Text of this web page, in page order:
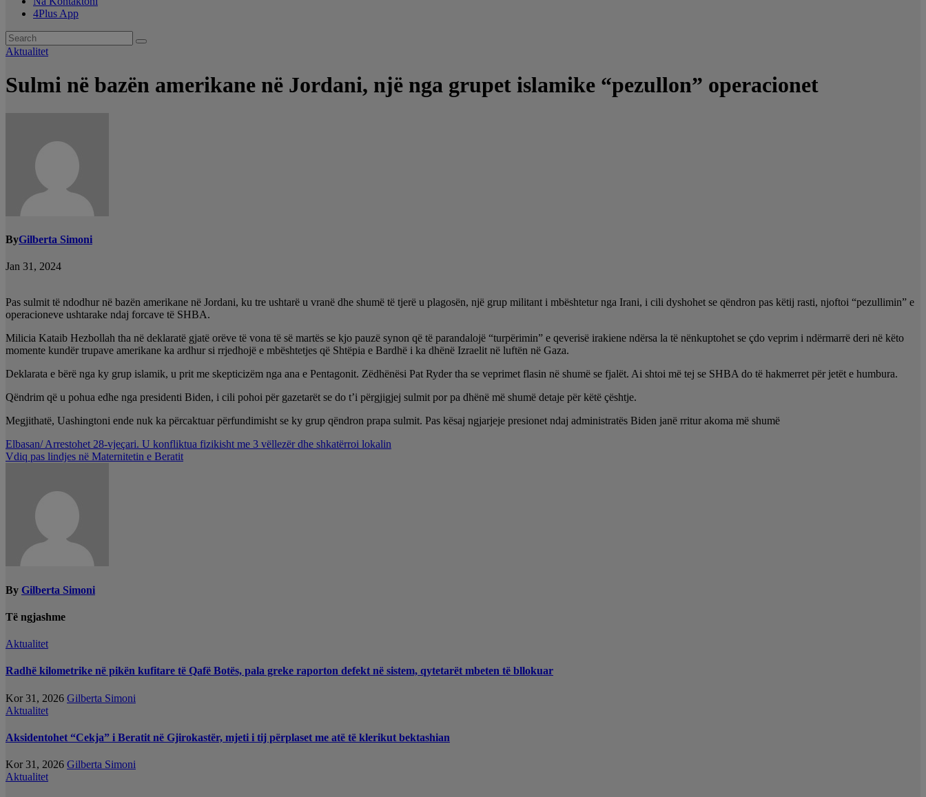
4Plus App
Aktualitet
Sulmi në bazën amerikane në Jordani, një nga grupet islamike “pezullon” operacionet
ByGilberta Simoni
Jan 31, 2024
Pas sulmit të ndodhur në bazën amerikane në Jordani, ku tre ushtarë u vranë dhe shumë të tjerë u plagosën, një grup militant i mbështetur nga Irani, i cili dyshohet se qëndron pas këtij rasti, njoftoi “pezullimin” e
operacioneve ushtarake ndaj forcave të SHBA.
Milicia Kataib Hezbollah tha në deklaratë gjatë orëve të vona të së martës se kjo pauzë synon që të parandalojë “turpërimin” e qeverisë irakiene ndërsa la të nënkuptohet se çdo veprim i ndërmarrë deri në këto
momente kundër trupave amerikane ka ardhur si rrjedhojë e mbështetjes që Shtëpia e Bardhë i ka dhënë Izraelit në luftën në Gaza.
Deklarata e bërë nga ky grup islamik, u prit me skepticizëm nga ana e Pentagonit. Zëdhënësi Pat Ryder tha se veprimet flasin në shumë se fjalët. Ai shtoi më tej se SHBA do të hakmerret për jetët e humbura.
Qëndrim që u pohua edhe nga presidenti Biden, i cili pohoi për gazetarët se do t’i përgjigjej sulmit por pa dhënë më shumë detaje për këtë çështje.
Megjithatë, Uashingtoni ende nuk ka përcaktuar përfundimisht se ky grup qëndron prapa sulmit. Pas kësaj ngjarjeje presionet ndaj administratës Biden janë rritur akoma më shumë
Lëvizje
te
Elbasan/ Arrestohet 28-vjeçari. U konfliktua fizikisht me 3 vëllezër dhe shkatërroi lokalin
Vdiq pas lindjes në Maternitetin e Beratit
By Gilberta Simoni
Të ngjashme
Aktualitet
Radhë kilometrike në pikën kufitare të Qafë Botës, pala greke raporton defekt në sistem, qytetarët mbeten të bllokuar
Kor 31, 2026 Gilberta Simoni
Aktualitet
Aksidentohet “Cekja” i Beratit në Gjirokastër, mjeti i tij përplaset me atë të klerikut bektashian
Kor 31, 2026 Gilberta Simoni
Aktualitet